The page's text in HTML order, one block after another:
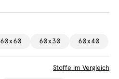
60x60 60x30 60x40
Stoffe im Vergleich